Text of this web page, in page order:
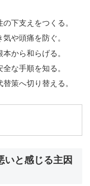
下支えをつくる。
や頭痛を防ぐ。
から和らげる。
な手順を知る。
策へ切り替える。
いと感じる主因